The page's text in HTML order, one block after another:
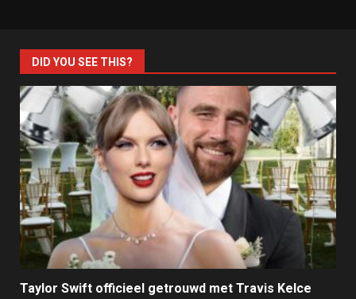
DID YOU SEE THIS?
Taylor Swift officieel getrouwd met Travis Kelce